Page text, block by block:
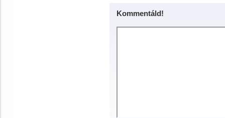
Kommentáld!